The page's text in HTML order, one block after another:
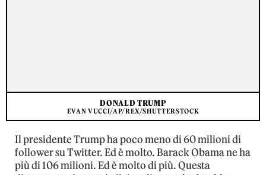
DONALD TRUMP
EVAN VUCCI/AP/REX/SHUTTERSTOCK
Il presidente Trump ha poco meno di 60 milioni di
follower su Twitter. Ed è molto. Barack Obama ne ha
più di 106 milioni. Ed è molto di più. Questa